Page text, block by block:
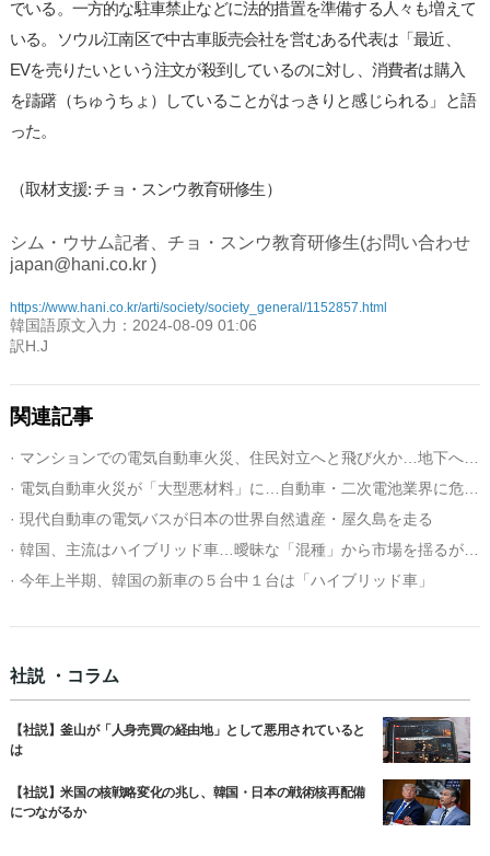
でいる。一方的な駐車禁止などに法的措置を準備する人々も増えて
いる。ソウル江南区で中古車販売会社を営むある代表は「最近、
EVを売りたいという注文が殺到しているのに対し、消費者は購入
を躊躇（ちゅうちょ）していることがはっきりと感じられる」と語
った。
（取材支援: チョ・スンウ教育研修生）
シム・ウサム記者、チョ・スンウ教育研修生(お問い合わせ
japan@hani.co.kr )
https://www.hani.co.kr/arti/society/society_general/1152857.html
韓国語原文入力：2024-08-09 01:06
訳H.J
関連記事
· マンションでの電気自動車火災、住民対立へと飛び火か…地下への駐車禁止で争い＝韓国
· 電気自動車火災が「大型悪材料」に…自動車・二次電池業界に危機感＝韓国
· 現代自動車の電気バスが日本の世界自然遺産・屋久島を走る
· 韓国、主流はハイブリッド車…曖昧な「混種」から市場を揺るがす車種へ
· 今年上半期、韓国の新車の５台中１台は「ハイブリッド車」
社説 ・コラム
【社説】釜山が「人身売買の経由地」として悪用されていると
は
【社説】米国の核戦略変化の兆し、韓国・日本の戦術核再配備
につながるか